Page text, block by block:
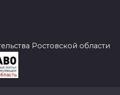
Ростовской области